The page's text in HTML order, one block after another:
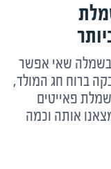
בשמלה שאי אפשר
ברוח חג המולד,
פאייטים
אותה וכמה